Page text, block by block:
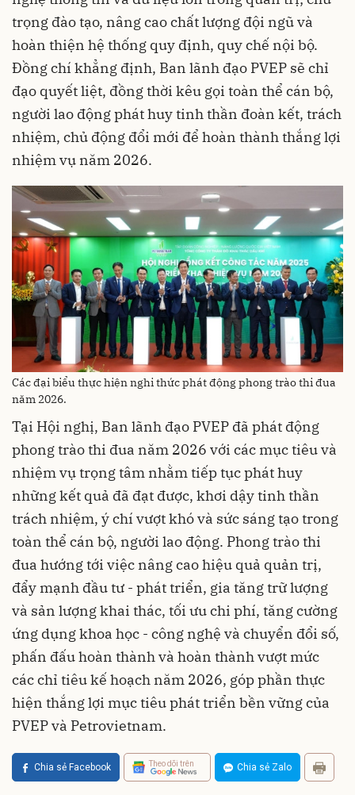
trọng đào tạo, nâng cao chất lượng đội ngũ và
hoàn thiện hệ thống quy định, quy chế nội bộ.
Đồng chí khẳng định, Ban lãnh đạo PVEP sẽ chỉ
đạo quyết liệt, đồng thời kêu gọi toàn thể cán bộ,
người lao động phát huy tinh thần đoàn kết, trách
nhiệm, chủ động đổi mới để hoàn thành thắng lợi
nhiệm vụ năm 2026.
Các đại biểu thực hiện nghi thức phát động phong trào thi đua
năm 2026.
Tại Hội nghị, Ban lãnh đạo PVEP đã phát động
phong trào thi đua năm 2026 với các mục tiêu và
nhiệm vụ trọng tâm nhằm tiếp tục phát huy
những kết quả đã đạt được, khơi dậy tinh thần
trách nhiệm, ý chí vượt khó và sức sáng tạo trong
toàn thể cán bộ, người lao động. Phong trào thi
đua hướng tới việc nâng cao hiệu quả quản trị,
đẩy mạnh đầu tư - phát triển, gia tăng trữ lượng
và sản lượng khai thác, tối ưu chi phí, tăng cường
ứng dụng khoa học - công nghệ và chuyển đổi số,
phấn đấu hoàn thành và hoàn thành vượt mức
các chỉ tiêu kế hoạch năm 2026, góp phần thực
hiện thắng lợi mục tiêu phát triển bền vững của
PVEP và Petrovietnam.
Chia sẻ Facebook Theo dõi trên Chia sẻ Zalo